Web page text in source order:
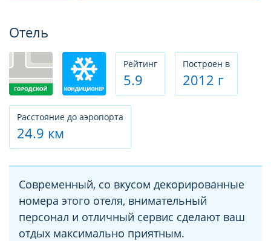
Отель
Рeйтинг
5.9
Построен в
2012 г
Расстояние до аэропорта
24.9 км
Современный, со вкусом декорированные
номера этого отеля, внимательный
персонал и отличный сервис сделают ваш
отдых максимально приятным.